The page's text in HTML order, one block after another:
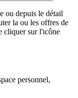
ou depuis le détail
la ou les offres de
cliquer sur l'icône
personnel,